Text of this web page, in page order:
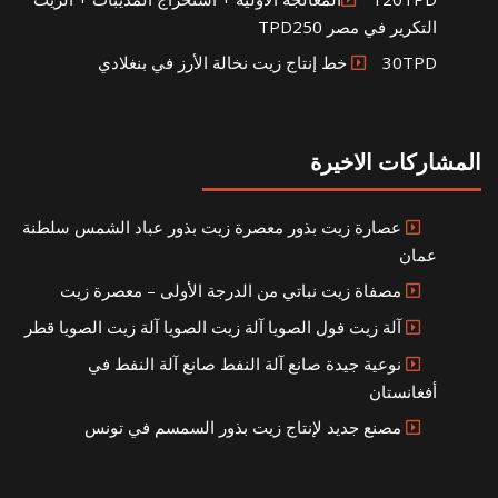
التكرير في مصر TPD250
30TPD خط إنتاج زيت نخالة الأرز في بنغلادي
المشاركات الاخيرة
عصارة زيت بذور معصرة زيت بذور عباد الشمس سلطنة
عمان
مصفاة زيت نباتي من الدرجة الأولى – معصرة زيت
آلة زيت فول الصويا آلة زيت الصويا آلة زيت الصويا قطر
نوعية جيدة صانع آلة النفط صانع آلة النفط في
أفغانستان
مصنع جديد لإنتاج زيت بذور السمسم في تونس